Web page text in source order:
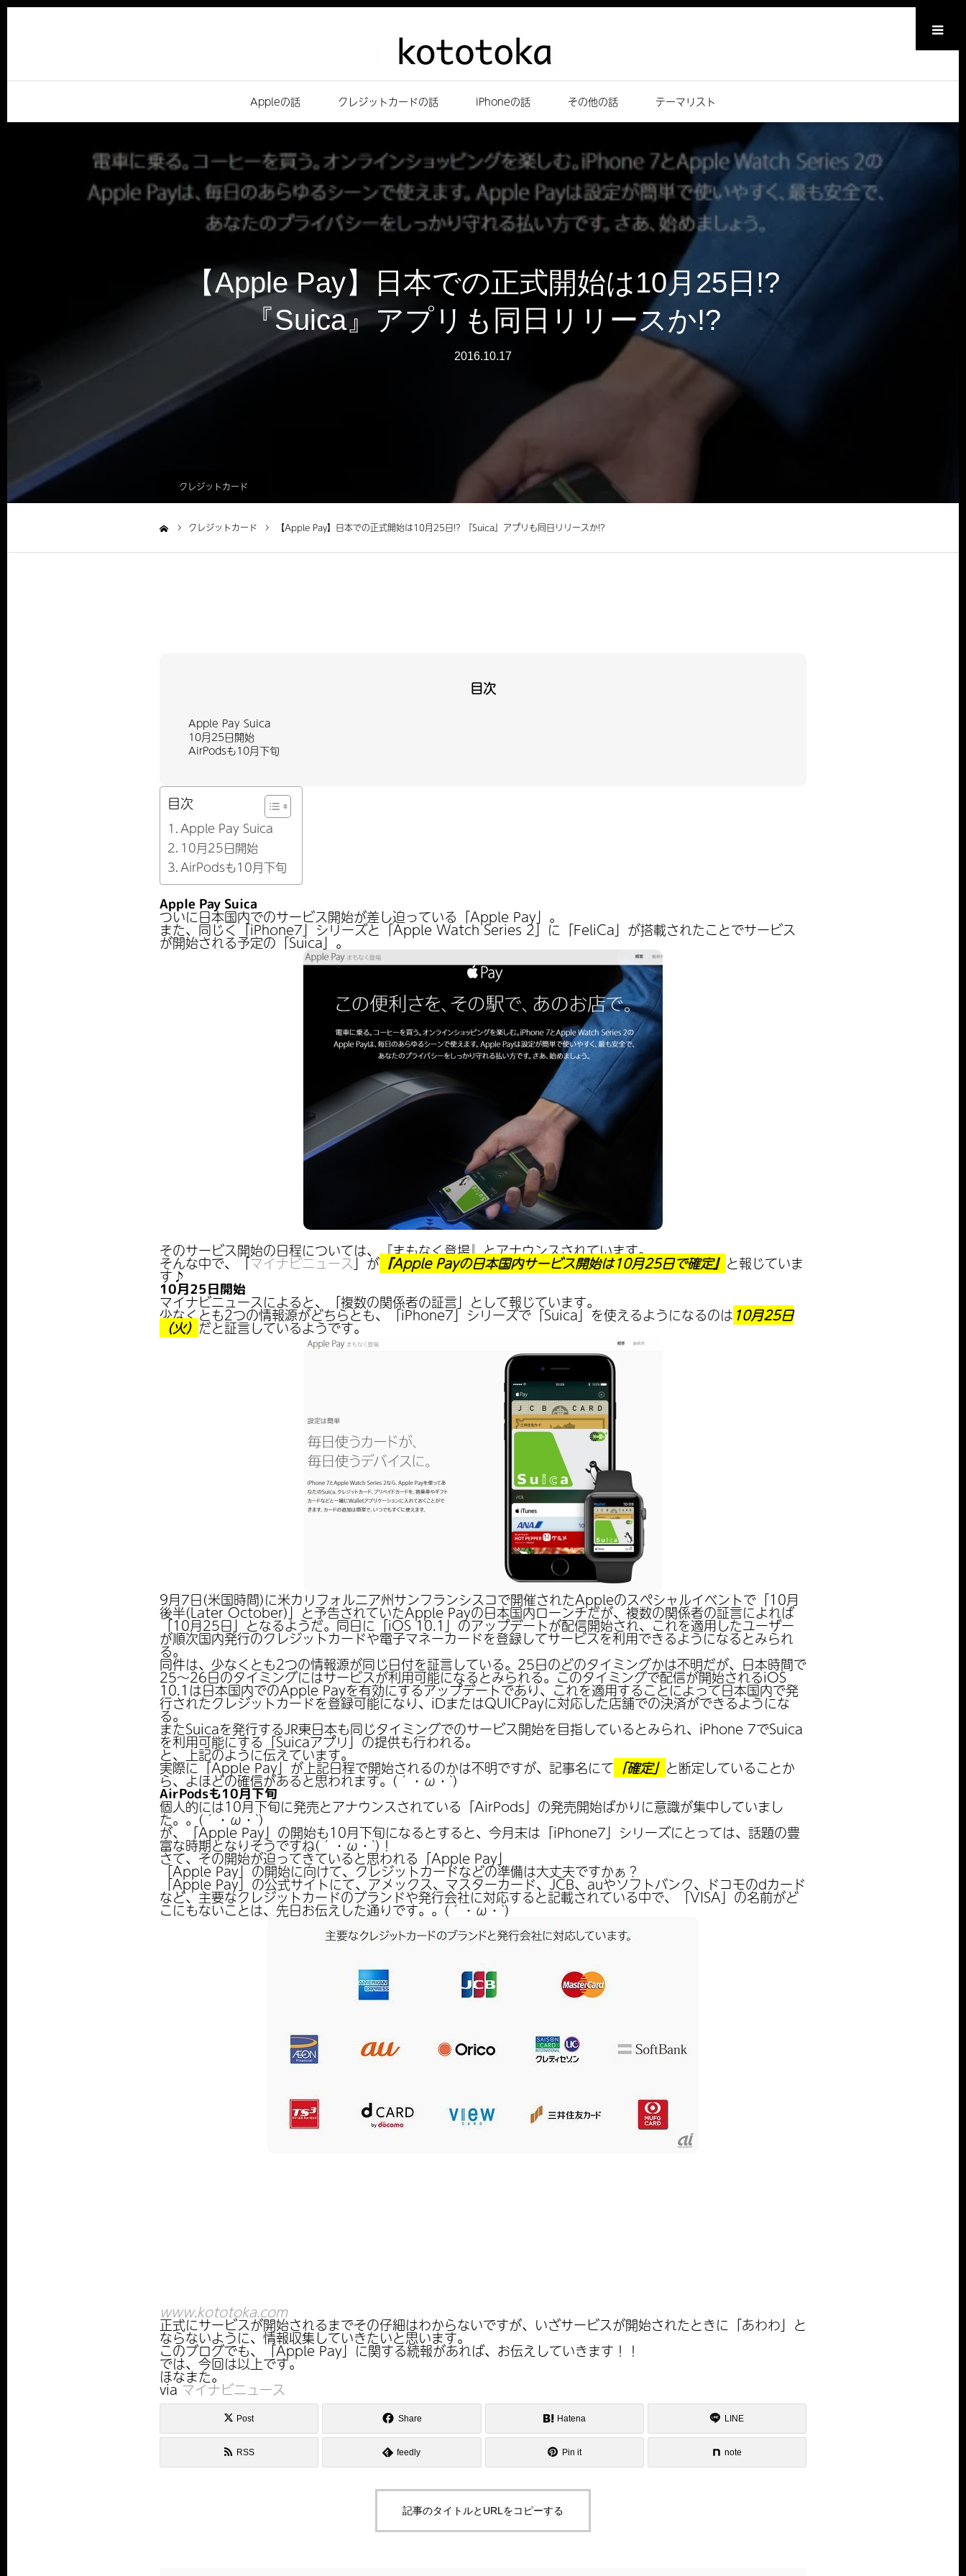
メニュー
Appleの話 クレジットカードの話 iPhoneの話 その他の話 テーマリスト
【Apple Pay】日本での正式開始は10月25日!?
『Suica』アプリも同日リリースか!?
2016.10.17
クレジットカード
クレジットカード 【Apple Pay】日本での正式開始は10月25日!? 『Suica』アプリも同日リリースか!?
目次
Apple Pay Suica
10月25日開始
AirPodsも10月下旬
目次
Apple Pay Suica
10月25日開始
AirPodsも10月下旬
Apple Pay Suica
ついに日本国内でのサービス開始が差し迫っている「Apple Pay」。
また、同じく「iPhone7」シリーズと「Apple Watch Series 2」に「FeliCa」が搭載されたことでサービス
が開始される予定の「Suica」。
そのサービス開始の日程については、『まもなく登場』とアナウンスされています。
そんな中で、「マイナビニュース」が 『Apple Payの日本国内サービス開始は10月25日で確定』 と報じていま
す♪
10月25日開始
マイナビニュースによると、「複数の関係者の証言」として報じています。
少なくとも2つの情報源がどちらとも、「iPhone7」シリーズで「Suica」を使えるようになるのは 10月25日
（火） だと証言しているようです。
9月7日(米国時間)に米カリフォルニア州サンフランシスコで開催されたAppleのスペシャルイベントで「10月
後半(Later October)」と予告されていたApple Payの日本国内ローンチだが、複数の関係者の証言によれば
「10月25日」となるようだ。同日に「iOS 10.1」のアップデートが配信開始され、これを適用したユーザー
が順次国内発行のクレジットカードや電子マネーカードを登録してサービスを利用できるようになるとみられ
る。
同件は、少なくとも2つの情報源が同じ日付を証言している。25日のどのタイミングかは不明だが、日本時間で
25～26日のタイミングにはサービスが利用可能になるとみられる。このタイミングで配信が開始されるiOS
10.1は日本国内でのApple Payを有効にするアップデートであり、これを適用することによって日本国内で発
行されたクレジットカードを登録可能になり、iDまたはQUICPayに対応した店舗での決済ができるようにな
る。
またSuicaを発行するJR東日本も同じタイミングでのサービス開始を目指しているとみられ、iPhone 7でSuica
を利用可能にする「Suicaアプリ」の提供も行われる。
と、上記のように伝えています。
実際に「Apple Pay」が上記日程で開始されるのかは不明ですが、記事名にて 「確定」 と断定していることか
ら、よほどの確信があると思われます。(´・ω・`)
AirPodsも10月下旬
個人的には10月下旬に発売とアナウンスされている「AirPods」の発売開始ばかりに意識が集中していまし
た。。(´・ω・`)
が、「Apple Pay」の開始も10月下旬になるとすると、今月末は「iPhone7」シリーズにとっては、話題の豊
富な時期となりそうですね(´・ω・`)！
さて、その開始が迫ってきていると思われる「Apple Pay」
「Apple Pay」の開始に向けて、クレジットカードなどの準備は大丈夫ですかぁ？
「Apple Pay」の公式サイトにて、アメックス、マスターカード、JCB、auやソフトバンク、ドコモのdカード
など、主要なクレジットカードのブランドや発行会社に対応すると記載されている中で、「VISA」の名前がど
こにもないことは、先日お伝えした通りです。。(´・ω・`)
www.kototoka.com
正式にサービスが開始されるまでその仔細はわからないですが、いざサービスが開始されたときに「あわわ」と
ならないように、情報収集していきたいと思います。
このブログでも、「Apple Pay」に関する続報があれば、お伝えしていきます！！
では、今回は以上です。
ほなまた。
viaマイナビニュース
Post Share Hatena LINE
RSS feedly Pin it note
記事のタイトルとURLをコピーする